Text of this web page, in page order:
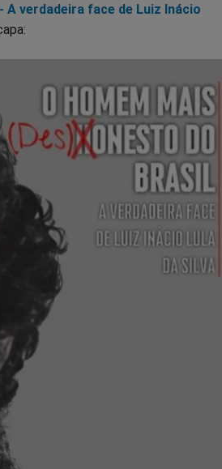
A verdadeira face de Luiz Inácio